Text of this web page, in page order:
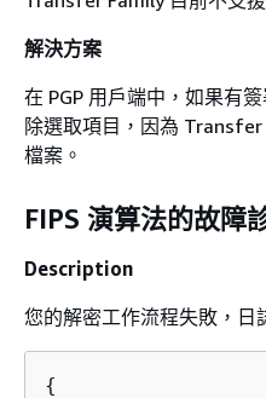
解決方案
在 PGP 用戶端中，如果有
除選取項目，因為
檔案。
FIPS 演算法的故障
Description
您的解密工作流程失敗，日
{